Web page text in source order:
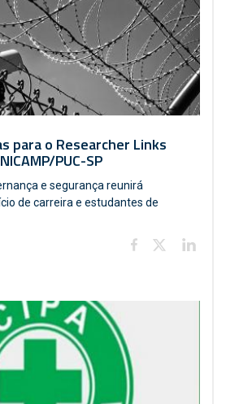
para o Researcher Links
PUC-SP
e segurança reunirá
de carreira e estudantes de